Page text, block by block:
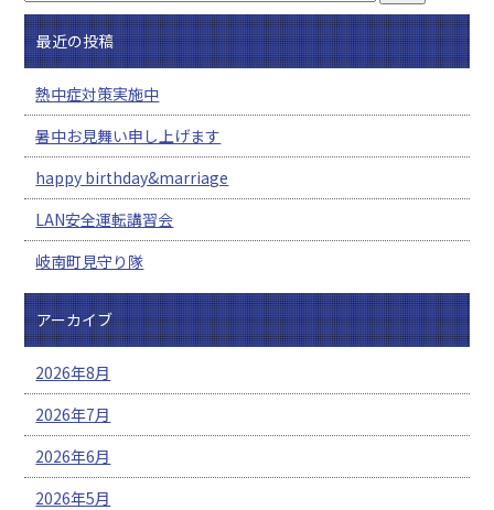
最近の投稿
熱中症対策実施中
暑中お見舞い申し上げます
happy birthday&marriage
LAN安全運転講習会
岐南町見守り隊
アーカイブ
2026年8月
2026年7月
2026年6月
2026年5月